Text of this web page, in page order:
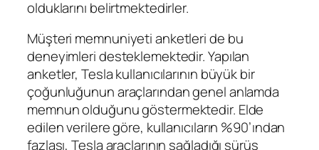
olduklarını belirtmektedirler.
Müşteri memnuniyeti anketleri de bu
deneyimleri desteklemektedir. Yapılan
anketler, Tesla kullanıcılarının büyük bir
çoğunluğunun araçlarından genel anlamda
memnun olduğunu göstermektedir. Elde
edilen verilere göre, kullanıcıların %90’ından
fazlası, Tesla araçlarının sağladığı sürüş